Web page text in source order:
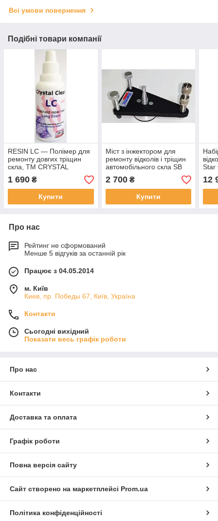
Всі умови повернення
Подібні товари компанії
RESIN LC — Полімер для
ремонту довгих тріщин
скла, ТМ CRYSTAL
CLEAR, США — 30 мл
1 690 ₴
Купити
Міст з інжектором для
ремонту відколів і тріщин
автомобільного скла SB
Classic
2 700₴
Купити
Star
12
Про нас
Рейтинг не сформований
Менше 5 відгуків за останній рік
Працює з 04.05.2014
м. Київ
Киев, пр. Победы 67, Київ, Україна
Контакти
Сьогодні вихідний
Показати весь графік роботи
Про нас
Контакти
Доставка та оплата
Графік роботи
Повна версія сайту
Сайт створено на маркетплейсі Prom.ua
Політика конфіденційності